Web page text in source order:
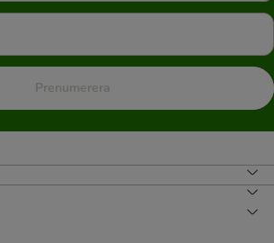
Prenumerera